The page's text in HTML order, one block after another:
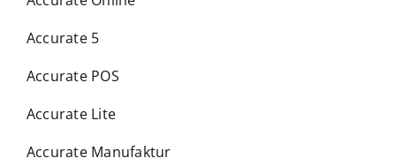
Accurate 5
Accurate POS
Accurate Lite
Accurate Manufaktur